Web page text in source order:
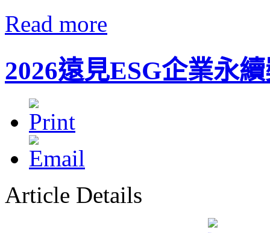
Read more
2026遠見ESG企業永
Article Details